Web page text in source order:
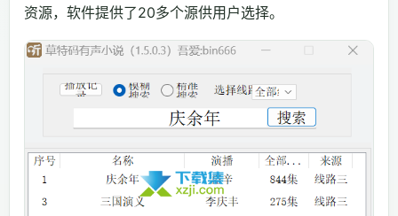
资源，软件提供了20多个源供用户选择。